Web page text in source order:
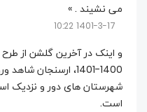
می نشیند . »
1401-3-17 10:22
و اینک در آخرین گلشن از
1400-1401، ارسنجان
شهرستان های دور و نزدیک
است.